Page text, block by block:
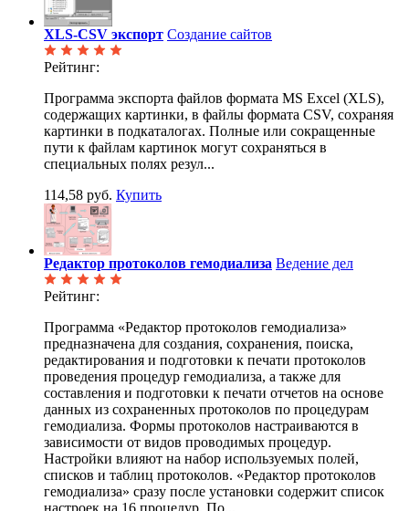
XLS-CSV экспорт Создание сайтов
Рейтинг:
Программа экспорта файлов формата MS Excel (XLS),
содержащих картинки, в файлы формата CSV, сохраняя
картинки в подкаталогах. Полные или сокращенные
пути к файлам картинок могут сохраняться в
специальных полях резул...
114,58 руб. Купить
Редактор протоколов гемодиализа Ведение дел
Рейтинг:
Программа «Редактор протоколов гемодиализа»
предназначена для создания, сохранения, поиска,
редактирования и подготовки к печати протоколов
проведения процедур гемодиализа, а также для
составления и подготовки к печати отчетов на основе
данных из сохраненных протоколов по процедурам
гемодиализа. Формы протоколов настраиваются в
зависимости от видов проводимых процедур.
Настройки влияют на набор используемых полей,
списков и таблиц протоколов. «Редактор протоколов
гемодиализа» сразу после установки содержит список
настроек на 16 процедур. По...